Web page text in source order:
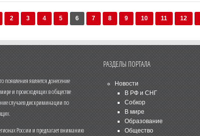
2 3 4 5 6 7 8 9 10 11 12
является донесение
и происходящих в обществе
случаев дискриминации по
России и предлагает вниманию
РАЗДЕЛЫ ПОРТАЛА
Новости
В РФ и СНГ
Собкор
В мире
Образование
Общество